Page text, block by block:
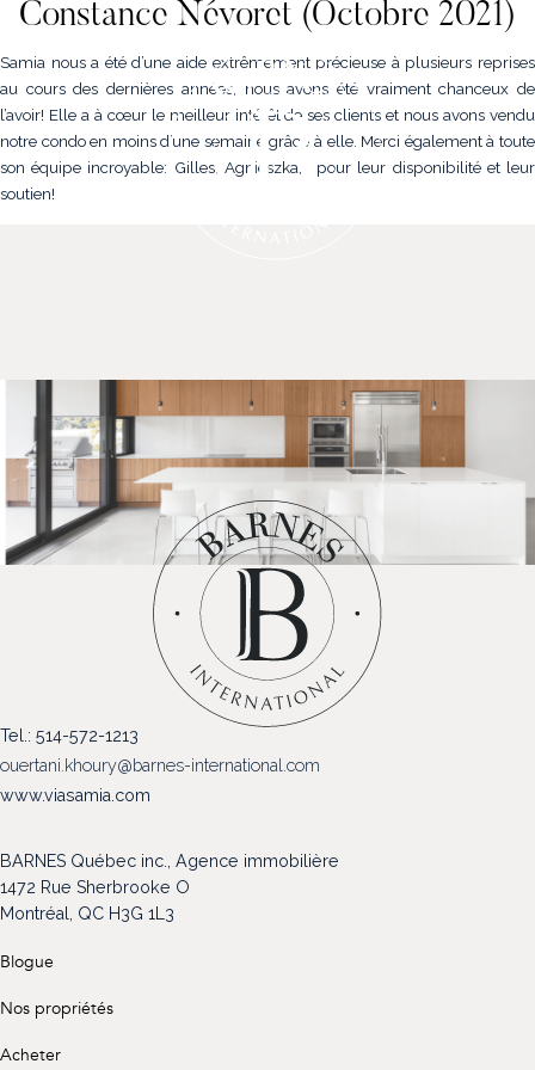
NOTRE FAMILLE
CONTACT
(514) 572-1213
ÊTRE CONTACTÉ(E)
Constance Névoret (Octobre 2021)
Samia nous a été d’une aide extrêmement précieuse à plusieurs reprises
au cours des dernières années, nous avons été vraiment chanceux de
l’avoir! Elle a à cœur le meilleur intérêt de ses clients et nous avons vendu
notre condo en moins d’une semaine grâce à elle. Merci également à toute
son équipe incroyable: Gilles, Agnieszka,… pour leur disponibilité et leur
soutien!
Tel.: 514-572-1213
ouertani.khoury@barnes-international.com
www.viasamia.com
BARNES Québec inc., Agence immobilière
1472 Rue Sherbrooke O
Montréal, QC H3G 1L3
Blogue
Nos propriétés
Acheter